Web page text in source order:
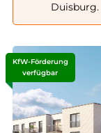
Duisburg.
KfW-Förderung
verfügbar